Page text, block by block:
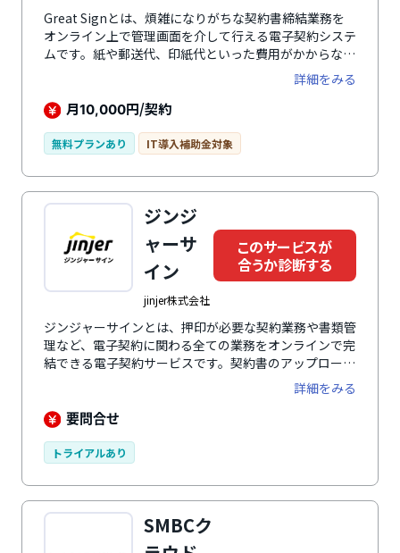
Great Signとは、煩雑になりがちな契約書締結業務を
オンライン上で管理画面を介して行える電子契約システ
ムです。紙や郵送代、印紙代といった費用がかからない
ので契約業務のコストを削減できます。データベース上
での文書保管を行えるため、保管場所の代金も削減で
き、電子署名およびタイムスタンプの利用により長期保
たり、閲覧したりすることも可能です。電子署名法や電
ます。IPアドレス制限や本人確認機能が利用できるプラ
ンもあり、セキュリティ面でも安心して利用できます。
詳細をみる
月10,000円/契約
無料プランあり IT導入補助金対象
ジンジ
ャーサ
イン
jinjer株式会社
このサービスが
合うか診断する
ジンジャーサインとは、押印が必要な契約業務や書類管
理など、電子契約に関わる全ての業務をオンラインで完
結できる電子契約サービスです。契約書のアップロード
から、メール送信、署名の確認が最短1分で完了するの
が特徴のひとつ。使用頻度の高い契約書をテンプレート
化することはもちろん、書類を印刷したり郵送する手間
本データ通信協会に認定されたタイムスタンプサービス
歴の管理や検索も可能です。契約ステータス管理機能に
より、依頼中、締結済、却下など、煩雑になりがちな契
約状況を見える化できるのも特徴。そのほか、国際的な
電子商取引認証局監査プログラムWebTrustの認証を受
詳細をみる
要問合せ
トライアルあり
SMBCク